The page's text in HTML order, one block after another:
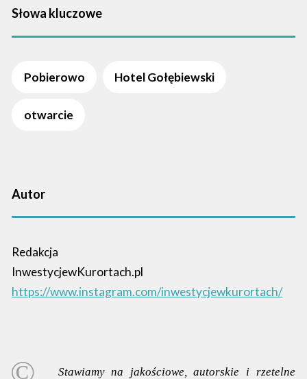
Słowa kluczowe
Pobierowo Hotel Gołębiewski
otwarcie
Autor
Redakcja
InwestycjewKurortach.pl
https://www.instagram.com/inwestycjewkurortach/
Stawiamy na jakościowe, autorskie i rzetelne